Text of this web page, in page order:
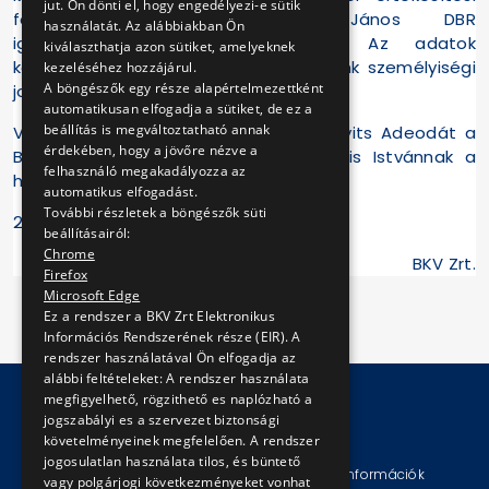
főosztályvezető és Guba János DBR
igazgatóhelyettessel kapcsolatban. Az adatok
közlése továbbá sérti a munkavállalóink személyiségi
jogait is.
Valótlan állítás az is, hogy Dr. Szenkovits Adeodát a
BKV Zrt. vezérigazgatójának, dr. Kocsis Istvánnak a
háziorvosa volt.
2009. augusztus 7.
BKV Zrt.
© Copyright 2026 BKV Zrt.
Impresszum Jogi nyilatkozat Technikai információk
jut. Ön dönti el, hogy engedélyezi-e sütik
használatát. Az alábbiakban Ön
kiválaszthatja azon sütiket, amelyeknek
kezeléséhez hozzájárul.
A böngészők egy része alapértelmezettként
automatikusan elfogadja a sütiket, de ez a
beállítás is megváltoztatható annak
érdekében, hogy a jövőre nézve a
felhasználó megakadályozza az
automatikus elfogadást.
További részletek a böngészők süti
beállításairól:
Chrome
Firefox
Microsoft Edge
Ez a rendszer a BKV Zrt Elektronikus
Információs Rendszerének része (EIR). A
rendszer használatával Ön elfogadja az
alábbi feltételeket: A rendszer használata
megfigyelhető, rögzithető es naplózható a
jogszabályi es a szervezet biztonsági
követelményeinek megfelelően. A rendszer
jogosulatlan használata tilos, és büntető
vagy polgárjogi következményeket vonhat